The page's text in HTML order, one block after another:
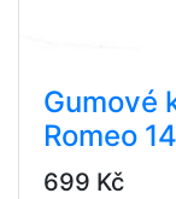
Gumové
Romeo
699 Kč